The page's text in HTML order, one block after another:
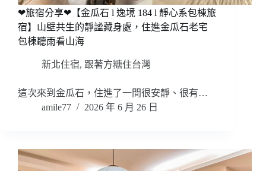
❤旅宿分享❤【金瓜石 l 逸境 184 l 靜心系包棟旅
宿】山壁共生的靜謐藏身處，住進金瓜石老宅
包棟聽雨看山海
新北住宿, 跟著方糖住台灣
這次來到金瓜石，住進了一間很安靜、很有…
amile77
2026 年 6 月 26 日